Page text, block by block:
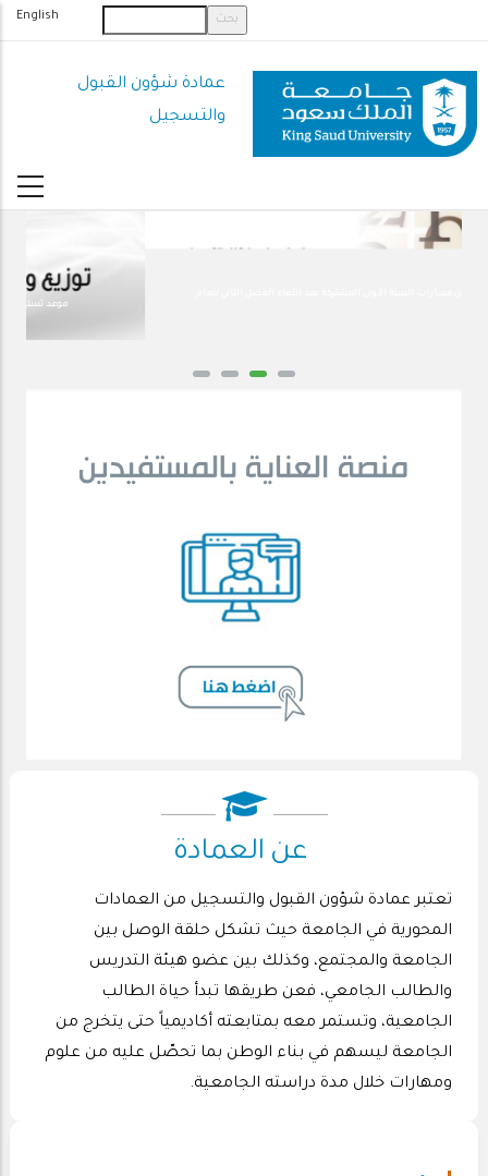
إلى
المحتوى
الرئيسي
English
عمادة شؤون القبول
والتسجيل
عن العمادة
تعتبر عمادة شؤون القبول والتسجيل من العمادات
المحورية في الجامعة حيث تشكل حلقة الوصل بين
الجامعة والمجتمع، وكذلك بين عضو هيئة التدريس
والطالب الجامعي، فعن طريقها تبدأ حياة الطالب
الجامعية، وتستمر معه بمتابعته أكاديمياً حتى يتخرج من
الجامعة ليسهم في بناء الوطن بما تحصّل عليه من علوم
ومهارات خلال مدة دراسته الجامعية.